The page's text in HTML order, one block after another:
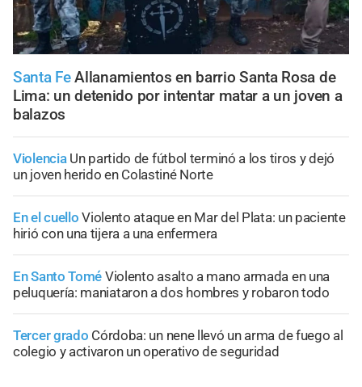
Santa Fe Allanamientos en barrio Santa Rosa de
Lima: un detenido por intentar matar a un joven a
balazos
Violencia Un partido de fútbol terminó a los tiros y dejó
un joven herido en Colastiné Norte
En el cuello Violento ataque en Mar del Plata: un paciente
hirió con una tijera a una enfermera
En Santo Tomé Violento asalto a mano armada en una
peluquería: maniataron a dos hombres y robaron todo
Tercer grado Córdoba: un nene llevó un arma de fuego al
colegio y activaron un operativo de seguridad